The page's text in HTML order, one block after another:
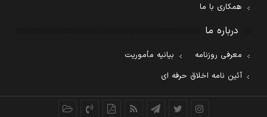
همکاری با ما
درباره ما
معرفی روزنامه
بیانیه مأموریت
آئین نامه اخلاق حرفه ای